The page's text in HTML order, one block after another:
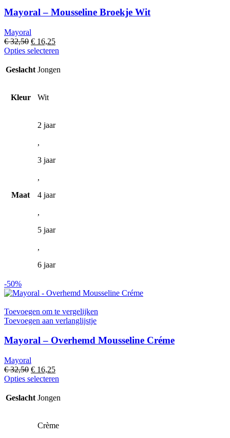
Mayoral – Mousseline Broekje Wit
Mayoral
€32,50 Oorspronkelijke
prijs
€ 32,50.
€ 16,25Huidige
prijs
€ 16,25.
Opties selecteren
heeft
Geslacht Jongen
Kleur Wit
Maat
2 jaar
,
3 jaar
,
4 jaar
,
5 jaar
,
6 jaar
-50%
Toevoegen om te vergelijken
Toevoegen aan verlanglijstje
Mayoral – Overhemd Mousseline Créme
Mayoral
€32,50 Oorspronkelijke
prijs
€ 32,50.
€ 16,25Huidige
prijs
€ 16,25.
Opties selecteren
heeft
Deze
Geslacht Jongen
Crème